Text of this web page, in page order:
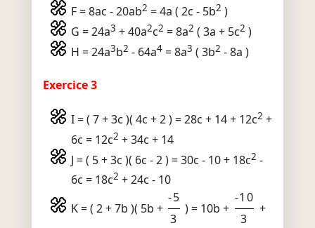
F = 8ac - 20ab2 = 4a ( 2c - 5b2 )
G = 24a3 + 40a2c2 = 8a2 ( 3a + 5c2 )
H = 24a3b2 - 64a4= 8a3 ( 3b2 - 8a )
Exercice 3
I = ( 7 + 3c )( 4c + 2 ) = 28c + 14 + 12c2 +
6c = 12c2 + 34c + 14
J = ( 5 + 3c )( 6c - 2 ) = 30c - 10 + 18c2 -
6c = 18c2 + 24c - 10
K = ( 2 + 7b )( 5b +
-5
3
) = 10b +
-10
3
+